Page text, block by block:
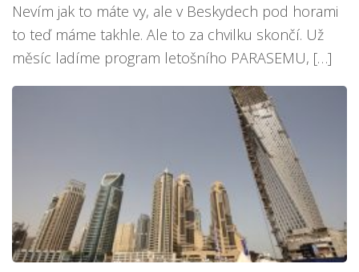
Nevím jak to máte vy, ale v Beskydech pod horami
to teď máme takhle. Ale to za chvilku skončí. Už
měsíc ladíme program letošního PARASEMU, […]